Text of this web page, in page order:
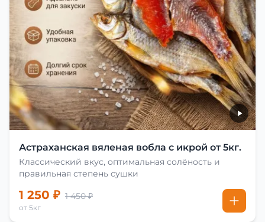
Астраханская вяленая вобла с икрой от 5кг.
Классический вкус, оптимальная солёность и
правильная степень сушки
1 250 ₽ 1 450 ₽
от 5кг